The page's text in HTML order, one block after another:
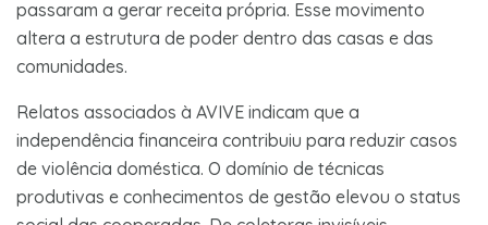
passaram a gerar receita própria. Esse movimento
altera a estrutura de poder dentro das casas e das
comunidades.
Relatos associados à AVIVE indicam que a
independência financeira contribuiu para reduzir casos
de violência doméstica. O domínio de técnicas
produtivas e conhecimentos de gestão elevou o status